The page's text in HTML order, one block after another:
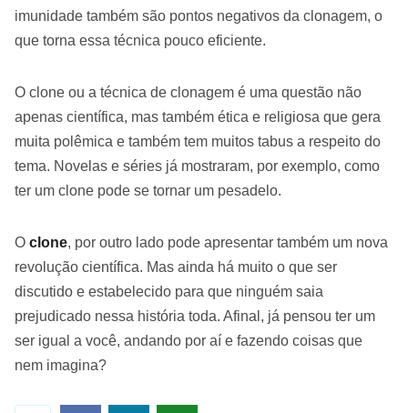
imunidade também são pontos negativos da clonagem, o
que torna essa técnica pouco eficiente.
O clone ou a técnica de clonagem é uma questão não
apenas científica, mas também ética e religiosa que gera
muita polêmica e também tem muitos tabus a respeito do
tema. Novelas e séries já mostraram, por exemplo, como
ter um clone pode se tornar um pesadelo.
O clone, por outro lado pode apresentar também um nova
revolução científica. Mas ainda há muito o que ser
discutido e estabelecido para que ninguém saia
prejudicado nessa história toda. Afinal, já pensou ter um
ser igual a você, andando por aí e fazendo coisas que
nem imagina?